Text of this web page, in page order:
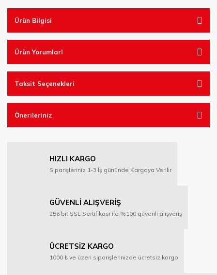
Ürün Bilgisi
Ürün YorumlarI
Taksit Seçenekleri
Önerileriniz
HIZLI KARGO
Siparişleriniz 1-3 İş gününde Kargoya Verilir
GÜVENLİ ALIŞVERİŞ
256 bit SSL Sertifikası ile %100 güvenli alışveriş
ÜCRETSİZ KARGO
1000 ₺ ve üzeri siparişlerinizde ücretsiz kargo